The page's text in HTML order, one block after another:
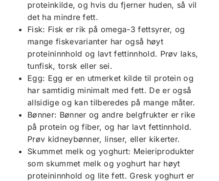
proteinkilde, og hvis du fjerner huden, så vil
det ha mindre fett.
Fisk: Fisk er rik på omega-3 fettsyrer, og
mange fiskevarianter har også høyt
proteininnhold og lavt fettinnhold. Prøv laks,
tunfisk, torsk eller sei.
Egg: Egg er en utmerket kilde til protein og
har samtidig minimalt med fett. De er også
allsidige og kan tilberedes på mange måter.
Bønner: Bønner og andre belgfrukter er rike
på protein og fiber, og har lavt fettinnhold.
Prøv kidneybønner, linser, eller kikerter.
Skummet melk og yoghurt: Meieriprodukter
som skummet melk og yoghurt har høyt
proteininnhold og lite fett. Gresk yoghurt er